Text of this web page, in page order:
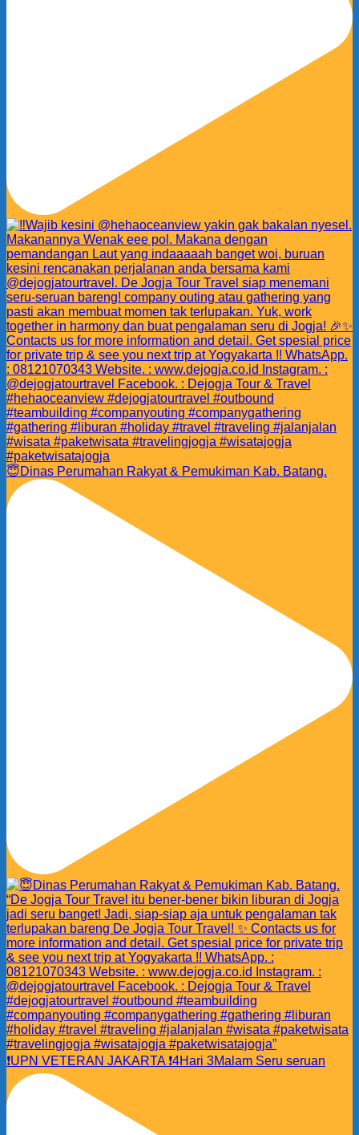
😇Dinas Perumahan Rakyat & Pemukiman Kab. Batang.
❗️UPN VETERAN JAKARTA ❗️4Hari 3Malam Seru seruan